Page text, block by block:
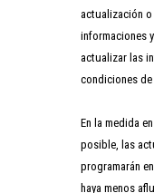
actualización
informaciones
actualizar las
condiciones de
En la medida
posible, las
programarán
haya menos